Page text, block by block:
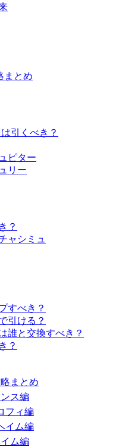
まとめ
引くべき？
ピター
リー
？
ャシミュ
すべき？
引ける？
誰と交換すべき？
？
まとめ
ス編
フィ編
イム編
ム編